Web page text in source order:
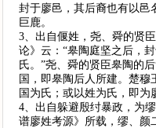
封于廖邑，其后裔也有以邑
巨鹿。
3、出自偃姓，尧、舜的贤
论》云：“皋陶庭坚之后，
氏。”尧、舜的贤臣皋陶的
国，即皋陶后人所建。楚穆
国为氏；或以姓为氏，即为
4、出自躲避殷纣暴政，为
谱廖姓考源》所载，缪、颜